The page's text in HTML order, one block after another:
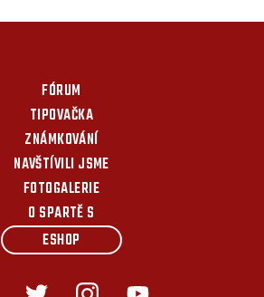
FÓRUM
TIPOVAČKA
ZNÁMKOVÁNÍ
NAVŠTÍVILI JSME
FOTOGALERIE
O SPARTĚ S
ESHOP